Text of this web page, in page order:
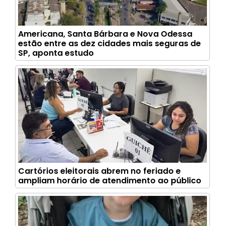
Americana, Santa Bárbara e Nova Odessa
estão entre as dez cidades mais seguras de
SP, aponta estudo
Cartórios eleitorais abrem no feriado e
ampliam horário de atendimento ao público